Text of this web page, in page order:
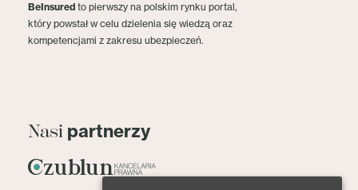
BeInsured to pierwszy na polskim rynku portal,
który powstał w celu dzielenia się wiedzą oraz
kompetencjami z zakresu ubezpieczeń.
Nasi partnerzy